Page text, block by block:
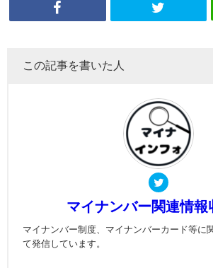
この記事を書いた人
マイナンバー関連情報
マイナンバー制度、マイナンバーカード等に
て発信しています。